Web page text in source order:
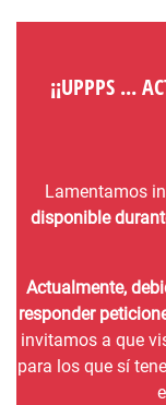
¡¡UPPPS ...
Lamentamos
disponible
Actualmente,
responder
invitamos a que
para los que sí